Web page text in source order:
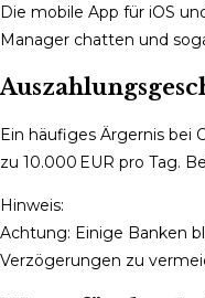
Die mobile App für iOS
Manager chatten und
Ein häufiges Ärgernis bei
zu 10.000 EUR pro Tag.
Hinweis:
Achtung: Einige Banken
Verzögerungen zu